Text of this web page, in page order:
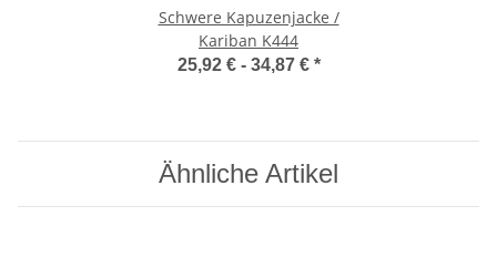
Schwere Kapuzenjacke /
Kariban K444
25,92 € - 34,87 € *
Ähnliche Artikel